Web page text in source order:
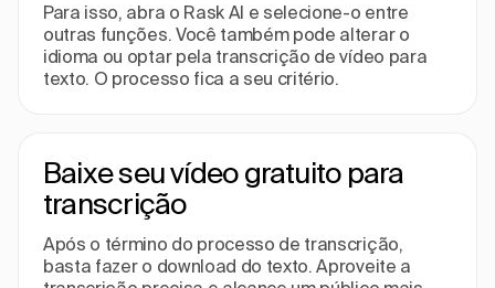
Para isso, abra o Rask AI e selecione-o entre
outras funções. Você também pode alterar o
idioma ou optar pela transcrição de vídeo para
texto. O processo fica a seu critério.
Baixe seu vídeo gratuito para
transcrição
Após o término do processo de transcrição,
basta fazer o download do texto. Aproveite a